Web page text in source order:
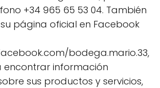
+34 965 65 53 04. También
página oficial en Facebook
bodega.mario.33,
información
sus productos y servicios,